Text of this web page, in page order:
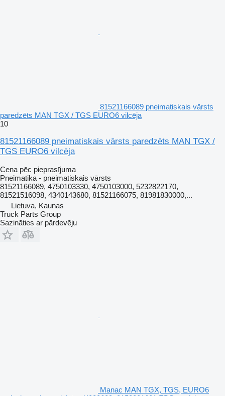
81521166089 pneimatiskais vārsts
paredzēts MAN TGX / TGS EURO6 vilcēja
10
81521166089 pneimatiskais vārsts paredzēts MAN TGX /
TGS EURO6 vilcēja
Cena pēc pieprasījuma
Pneimatika - pneimatiskais vārsts
81521166089, 4750103330, 4750103000, 5232822170,
81521516098, 4340143680, 81521166075, 81981830000,...
Lietuva, Kaunas
Truck Parts Group
Sazināties ar pārdevēju
Manac MAN TGX, TGS, EURO6